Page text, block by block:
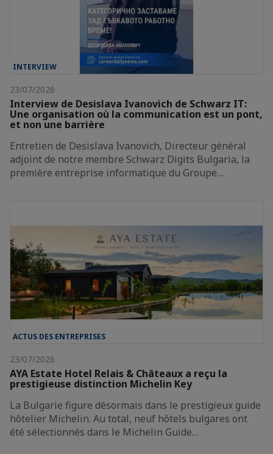
INTERVIEW
23/07/2026
Interview de Desislava Ivanovich de Schwarz IT:
Une organisation où la communication est un pont,
et non une barrière
Entretien de Desislava Ivanovich, Directeur général
adjoint de notre membre Schwarz Digits Bulgaria, la
première entreprise informatique du Groupe…
ACTUS DES ENTREPRISES
23/07/2026
AYA Estate Hotel Relais & Châteaux a reçu la
prestigieuse distinction Michelin Key
La Bulgarie figure désormais dans le prestigieux guide
hôtelier Michelin. Au total, neuf hôtels bulgares ont
été sélectionnés dans le Michelin Guide…